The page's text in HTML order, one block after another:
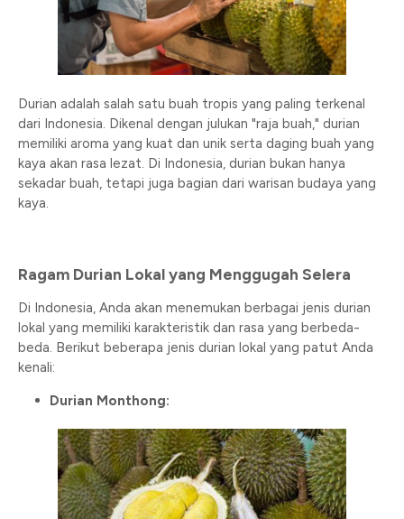
Durian adalah salah satu buah tropis yang paling terkenal
dari Indonesia. Dikenal dengan julukan "raja buah," durian
memiliki aroma yang kuat dan unik serta daging buah yang
kaya akan rasa lezat. Di Indonesia, durian bukan hanya
sekadar buah, tetapi juga bagian dari warisan budaya yang
kaya.
Ragam Durian Lokal yang Menggugah Selera
Di Indonesia, Anda akan menemukan berbagai jenis durian
lokal yang memiliki karakteristik dan rasa yang berbeda-
beda. Berikut beberapa jenis durian lokal yang patut Anda
kenali:
Durian Monthong: